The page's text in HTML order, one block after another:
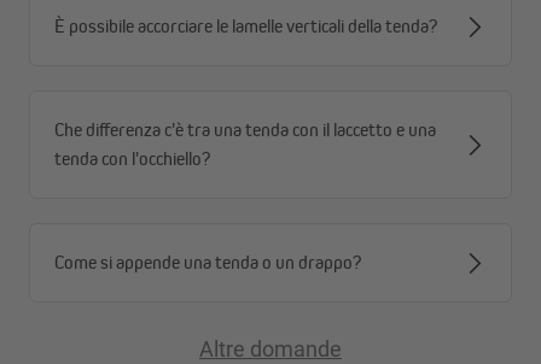
È possibile accorciare le lamelle verticali della tenda?
Che differenza c'è tra una tenda con il laccetto e una
tenda con l'occhiello?
Come si appende una tenda o un drappo?
Altre domande